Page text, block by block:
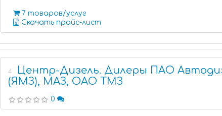
7 товаров/услуг
Скачать прайс-лист
4
Центр-Дизель. Дилеры ПАО
(ЯМЗ), МАЗ, ОАО ТМЗ
0